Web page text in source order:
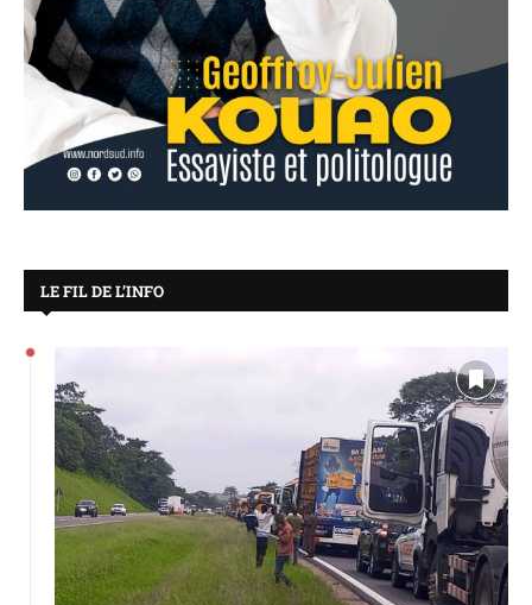
LE FIL DE L’INFO